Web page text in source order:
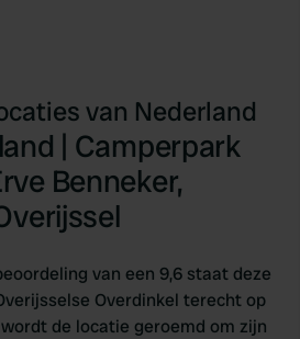
van Nederland
| Camperpark
Benneker,
van een 9,6 staat deze
Overdinkel terecht op
de locatie geroemd om zijn